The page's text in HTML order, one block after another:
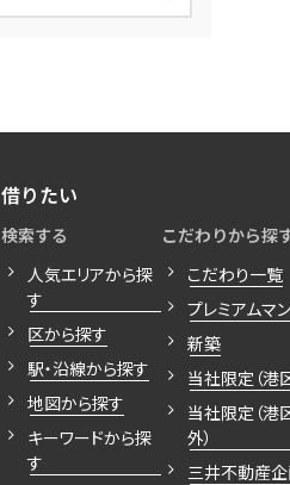
借りたい
検索する
人気エリアから探
す
区から探す
駅・沿線から探す
地図から探す
キーワードから探
す
こだわりから探
こだわり一覧
プレミアムマ
新築
当社限定（港
当社限定（港
外）
三井不動産